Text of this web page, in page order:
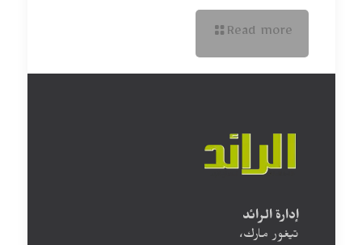
Read more
إدارة الرائد
تيغور مارك،